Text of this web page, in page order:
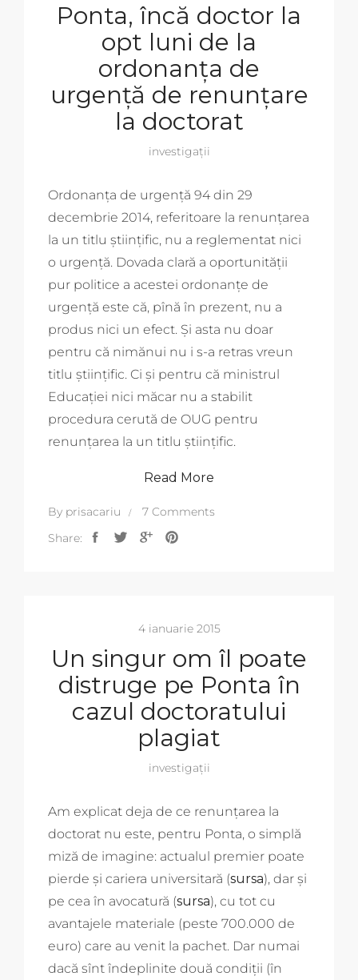
Ponta, încă doctor la
opt luni de la
ordonanța de
urgență de renunțare
la doctorat
investigații
Ordonanța de urgență 94 din 29
decembrie 2014, referitoare la renunțarea
la un titlu științific, nu a reglementat nici
o urgență. Dovada clară a oportunității
pur politice a acestei ordonanțe de
urgență este că, pînă în prezent, nu a
produs nici un efect. Și asta nu doar
pentru că nimănui nu i s-a retras vreun
titlu științific. Ci și pentru că ministrul
Educației nici măcar nu a stabilit
procedura cerută de OUG pentru
renunțarea la un titlu științific.
Read More
By prisacariu
7 Comments
Share:
4 ianuarie 2015
Un singur om îl poate
distruge pe Ponta în
cazul doctoratului
plagiat
investigații
Am explicat deja de ce renunțarea la
doctorat nu este, pentru Ponta, o simplă
miză de imagine: actualul premier poate
pierde și cariera universitară (sursa), dar și
pe cea în avocatură (sursa), cu tot cu
avantajele materiale (peste 700.000 de
euro) care au venit la pachet. Dar numai
dacă sînt îndeplinite două condiții (în